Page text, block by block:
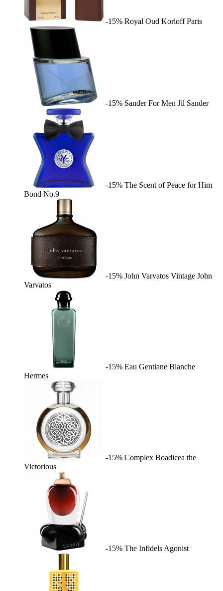
-15% Royal Oud Korloff Paris
-15% Sander For Men Jil Sander
-15% The Scent of Peace for Him
Bond No.9
-15% John Varvatos Vintage John
Varvatos
-15% Eau Gentiane Blanche
Hermes
-15% Complex Boadicea the
Victorious
-15% The Infidels Agonist